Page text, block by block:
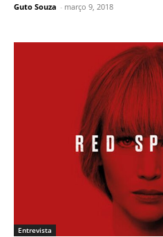
Guto Souza - março 9, 2018
Entrevista